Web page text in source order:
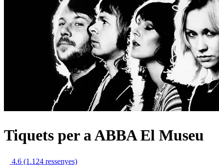
Tiquets per a ABBA El Museu
4.6 (1.124 ressenyes)